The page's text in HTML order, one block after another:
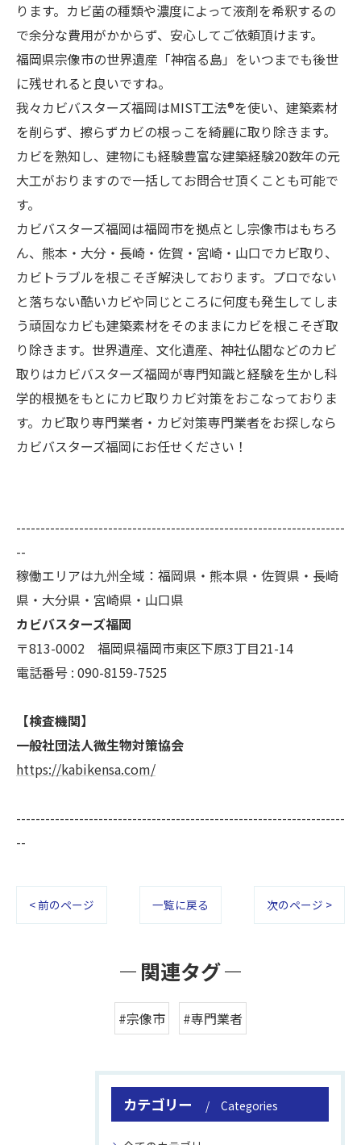
ります。カビ菌の種類や濃度によって液剤を希釈するの
で余分な費用がかからず、安心してご依頼頂けます。
福岡県宗像市の世界遺産「神宿る島」をいつまでも後世
に残せれると良いですね。
我々カビバスターズ福岡はMIST工法®を使い、建築素材
を削らず、擦らずカビの根っこを綺麗に取り除きます。
カビを熟知し、建物にも経験豊富な建築経験20数年の元
大工がおりますので一括してお問合せ頂くことも可能で
す。
カビバスターズ福岡は福岡市を拠点とし宗像市はもちろ
ん、熊本・大分・長崎・佐賀・宮崎・山口でカビ取り、
カビトラブルを根こそぎ解決しております。プロでない
と落ちない酷いカビや同じところに何度も発生してしま
う頑固なカビも建築素材をそのままにカビを根こそぎ取
り除きます。世界遺産、文化遺産、神社仏閣などのカビ
取りはカビバスターズ福岡が専門知識と経験を生かし科
学的根拠をもとにカビ取りカビ対策をおこなっておりま
す。カビ取り専門業者・カビ対策専門業者をお探しなら
カビバスターズ福岡にお任せください！
--------------------------------------------------------------------
--
稼働エリアは九州全域：福岡県・熊本県・佐賀県・長崎
県・大分県・宮崎県・山口県
カビバスターズ福岡
〒813-0002 福岡県福岡市東区下原3丁目21-14
電話番号 : 090-8159-7525
【検査機関】
一般社団法人微生物対策協会
https://kabikensa.com/
--------------------------------------------------------------------
--
< 前のページ 一覧に戻る 次のページ >
関連タグ
#宗像市 #専門業者
カテゴリー Categories